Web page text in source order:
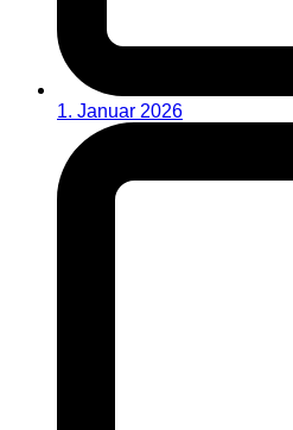
1. Januar 2026